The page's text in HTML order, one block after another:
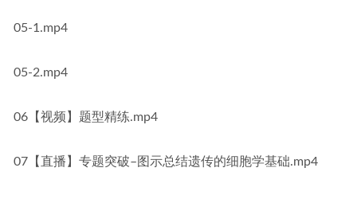
05-1.mp4
05-2.mp4
06【视频】题型精练.mp4
07【直播】专题突破–图示总结遗传的细胞学基础.mp4